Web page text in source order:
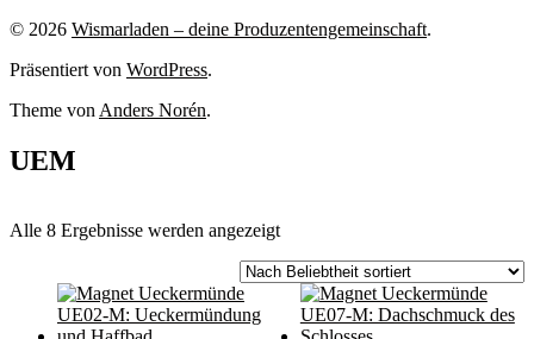
© 2026 Wismarladen – deine Produzentengemeinschaft.
Präsentiert von WordPress.
Theme von Anders Norén.
UEM
Alle 8 Ergebnisse werden angezeigtNach
sortiert